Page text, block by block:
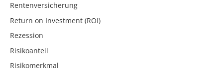
Rentenversicherung
Return on Investment (ROI)
Rezession
Risikoanteil
Risikomerkmal